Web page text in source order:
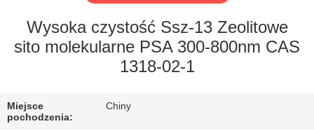
FABRYCE
SKONTAKTUJ
Wysoka czystość Ssz-13 Zeolitowe
sito molekularne PSA 300-800nm ​​CAS
1318-02-1
Miejsce
pochodzenia:
Chiny